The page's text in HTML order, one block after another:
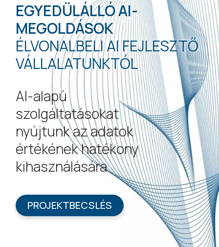
EGYEDÜLÁLLÓ AI-
MEGOLDÁSOK
ÉLVONALBELI AI FEJLESZTŐ
VÁLLALATUNKTÓL
AI-alapú
szolgáltatásokat
nyújtunk az adatok
értékének hatékony
kihasználására
PROJEKTBECSLÉS